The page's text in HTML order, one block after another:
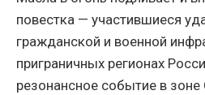
повестка — участившиеся
гражданской и военной
приграничных регионах
резонансное событие в